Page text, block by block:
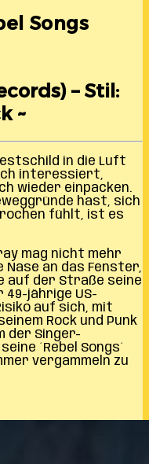
Songs
– Stil:
~
in die Luft
interessiert,
wieder einpacken.
hast, sich
fühlt, ist es
mag nicht mehr
Nase an das Fenster,
auf der Straße seine
jährige US-
auf sich, mit
Rock und Punk
der Singer-
´Rebel Songs´
vergammeln zu